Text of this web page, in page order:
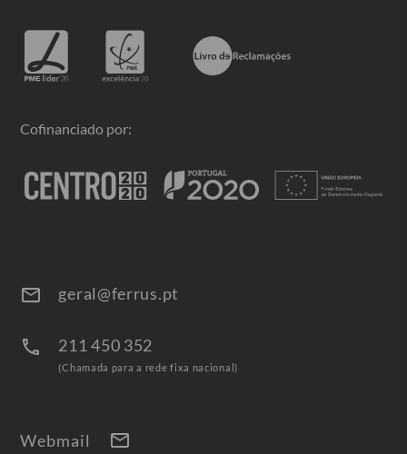
Cofinanciado por:
email geral@ferrus.pt
call 211 450 352
(Chamada para a rede fixa nacional)
Webmail mail